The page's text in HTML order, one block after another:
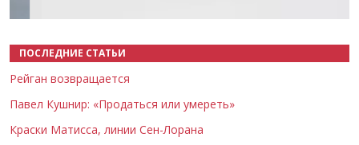
ПОСЛЕДНИЕ СТАТЬИ
Рейган возвращается
Павел Кушнир: «Продаться или умереть»
Краски Матисса, линии Сен-Лорана